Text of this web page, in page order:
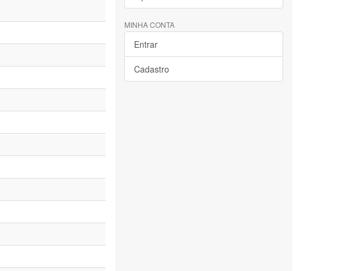
MINHA CONTA
Entrar
Cadastro